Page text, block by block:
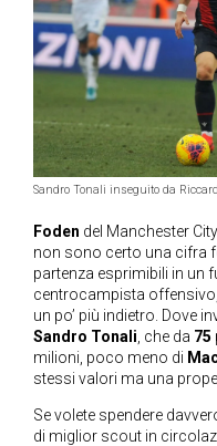
Sandro Tonali inseguito da
Foden del Manchester
non sono certo una cifra
partenza esprimibili in un
centrocampista
un po’ più indietro. Dove
Sandro Tonali, che da 75
milioni, poco meno di
stessi valori ma una
Se volete spendere
di miglior scout in